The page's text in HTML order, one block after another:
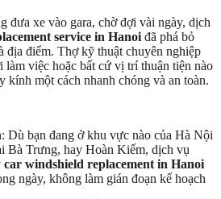
đưa xe vào gara, chờ đợi vài ngày, dịch
service in Hanoi đã phá bỏ
địa điểm. Thợ kỹ thuật chuyên nghiệp
làm việc hoặc bất cứ vị trí thuận tiện nào
kính một cách nhanh chóng và an toàn.
: Dù bạn đang ở khu vực nào của Hà Nội
Bà Trưng, hay Hoàn Kiếm, dịch vụ
car windshield replacement in Hanoi
ngày, không làm gián đoạn kế hoạch